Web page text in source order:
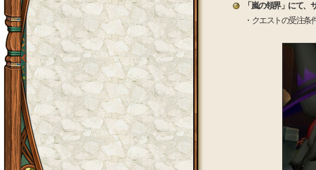
「嵐の領界」にて
・クエストの受注